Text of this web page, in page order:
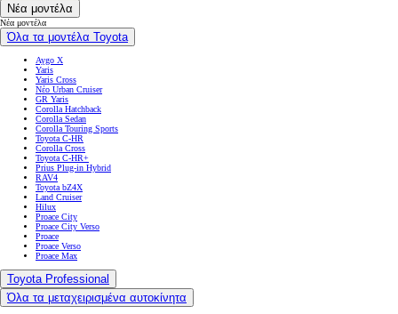
Νέα μοντέλα
Νέα μοντέλα
Όλα τα μοντέλα Toyota
Aygo X
Yaris
Yaris Cross
Νέο Urban Cruiser
GR Yaris
Corolla Hatchback
Corolla Sedan
Corolla Touring Sports
Toyota C-HR
Corolla Cross
Toyota C-HR+
Prius Plug-in Hybrid
RAV4
Toyota bZ4X
Land Cruiser
Hilux
Proace City
Proace City Verso
Proace
Proace Verso
Proace Max
Toyota Professional
Όλα τα μεταχειρισμένα αυτοκίνητα